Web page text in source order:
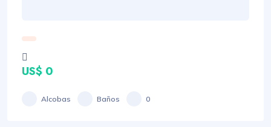
US$ 0
Alcobas Baños 0